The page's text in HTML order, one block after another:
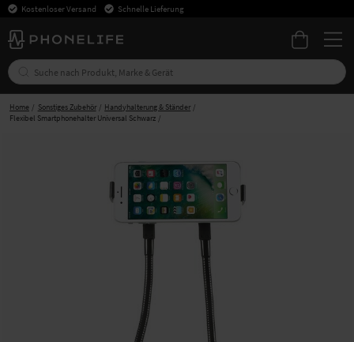
Kostenloser Versand Schnelle Lieferung
Home Sonstiges Zubehör
Handyhalterung & Ständer
Flexibel Smartphonehalter Universal Schwarz